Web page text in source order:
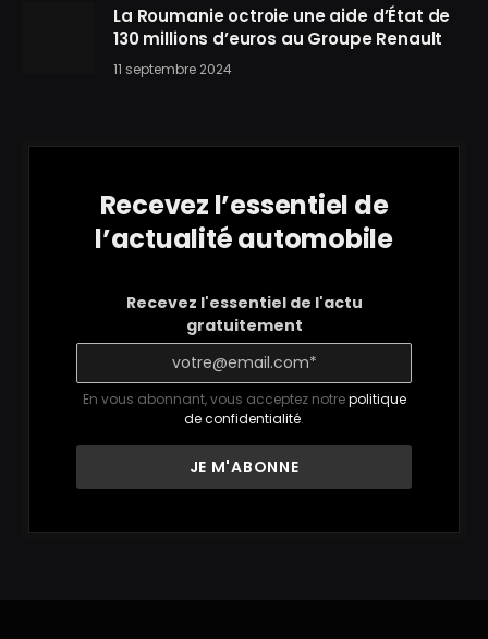
La Roumanie octroie une aide d’État de
130 millions d’euros au Groupe Renault
11 septembre 2024
Recevez l’essentiel de
l’actualité automobile
Recevez l'essentiel de l'actu
gratuitement
En vous abonnant, vous acceptez notrepolitique
de confidentialité.